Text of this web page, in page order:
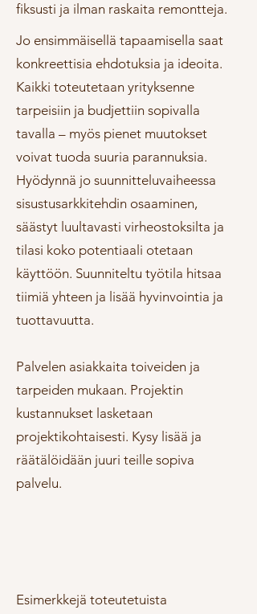
fiksusti ja ilman raskaita remontteja.
Jo ensimmäisellä tapaamisella saat
konkreettisia ehdotuksia ja ideoita.
Kaikki toteutetaan yrityksenne
tarpeisiin ja budjettiin sopivalla
tavalla – myös pienet muutokset
voivat tuoda suuria parannuksia.
Hyödynnä jo suunnitteluvaiheessa
sisustusarkkitehdin osaaminen,
säästyt luultavasti virheostoksilta ja
tilasi koko potentiaali otetaan
käyttöön. Suunniteltu työtila hitsaa
tiimiä yhteen ja lisää hyvinvointia ja
tuottavuutta.
​Palvelen asiakkaita toiveiden ja
tarpeiden mukaan. Projektin
kustannukset lasketaan
projektikohtaisesti. Kysy lisää ja
räätälöidään juuri teille sopiva
palvelu.
Esimerkkejä toteutetuista